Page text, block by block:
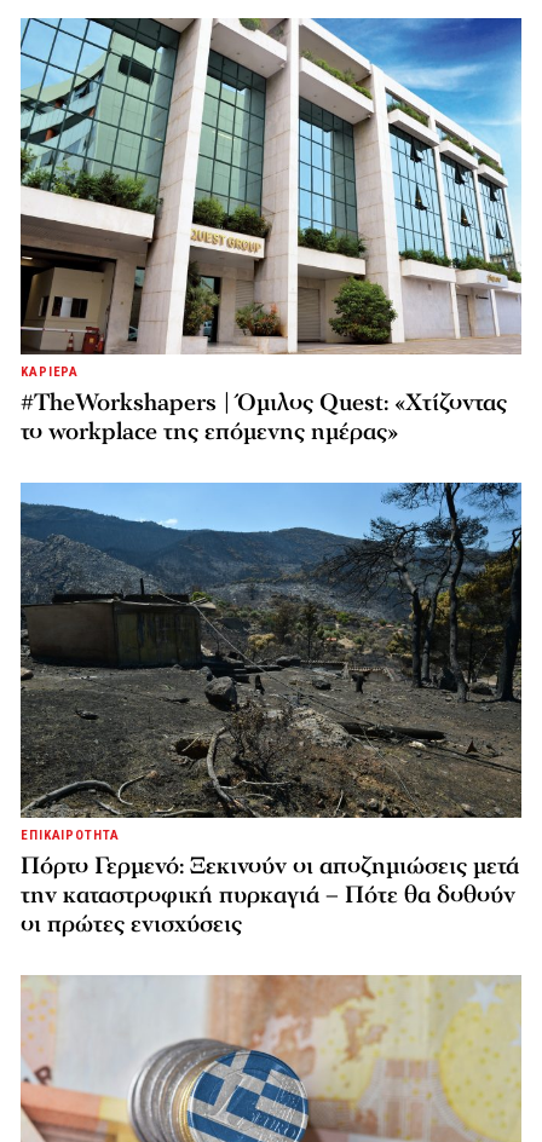
ΚΑΡΙΕΡΑ
#TheWorkshapers | Όμιλος Quest: «Χτίζοντας
το workplace της επόμενης ημέρας»
ΕΠΙΚΑΙΡΟΤΗΤΑ
Πόρτο Γερμενό: Ξεκινούν οι αποζημιώσεις μετά
την καταστροφική πυρκαγιά – Πότε θα δοθούν
οι πρώτες ενισχύσεις